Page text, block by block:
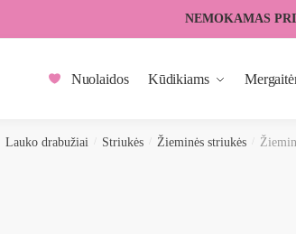
NEMOKAMAS
Nuolaidos Kūdikiams
Lauko drabužiai Striukės Žieminės striukės